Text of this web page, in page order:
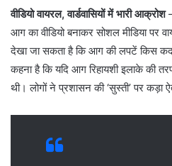
वीडियो वायरल, वार्डवासियों में भारी आक्रोश
आग का वीडियो बनाकर सोशल मीडिया पर
देखा जा सकता है कि आग की लपटें किस
कहना है कि यदि आग रिहायशी इलाके की
थी। लोगों ने प्रशासन की ‘सुस्ती’ पर कड़ा